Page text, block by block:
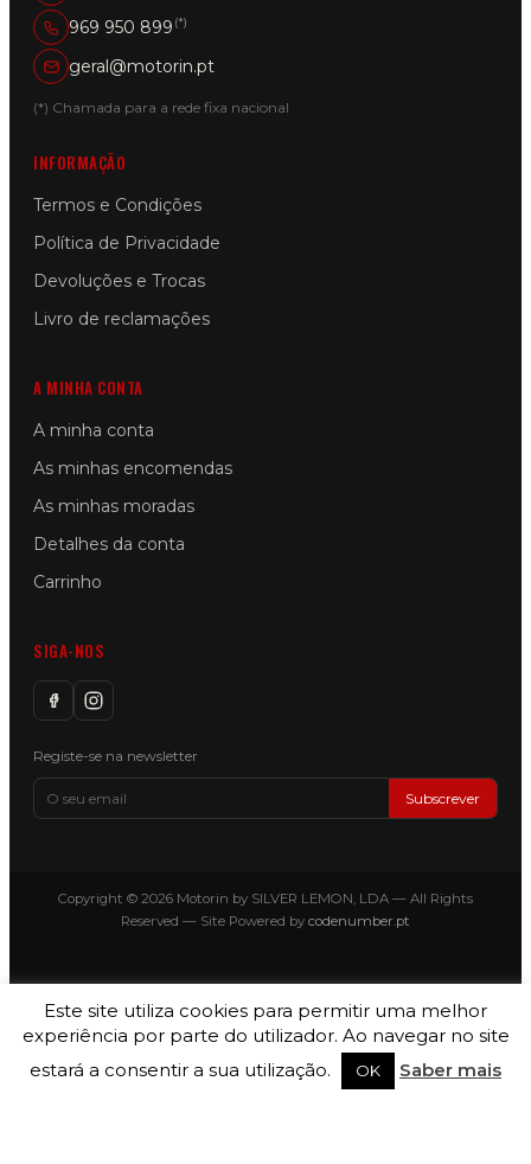
969 950 899 (*)
geral@motorin.pt
(*) Chamada para a rede fixa nacional
INFORMAÇÃO
Termos e Condições
Política de Privacidade
Devoluções e Trocas
Livro de reclamações
A MINHA CONTA
A minha conta
As minhas encomendas
As minhas moradas
Detalhes da conta
Carrinho
SIGA-NOS
Registe-se na newsletter
Subscrever
Copyright © 2026 Motorin by SILVER LEMON, LDA — All Rights
Reserved — Site Powered by codenumber.pt
Este site utiliza cookies para permitir uma melhor
experiência por parte do utilizador. Ao navegar no site
estará a consentir a sua utilização.
OK Saber mais